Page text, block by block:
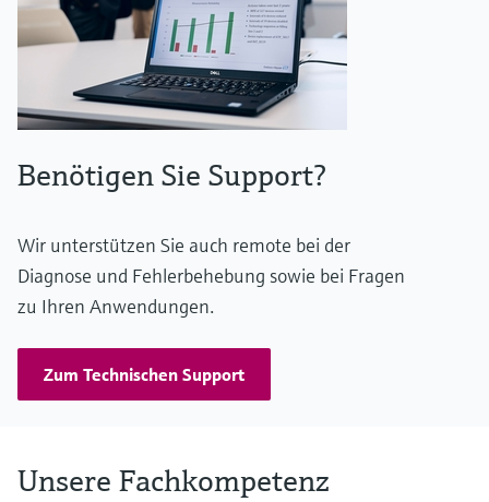
Benötigen Sie Support?
Wir unterstützen Sie auch remote bei der
Diagnose und Fehlerbehebung sowie bei Fragen
zu Ihren Anwendungen.
Zum Technischen Support
Unsere Fachkompetenz